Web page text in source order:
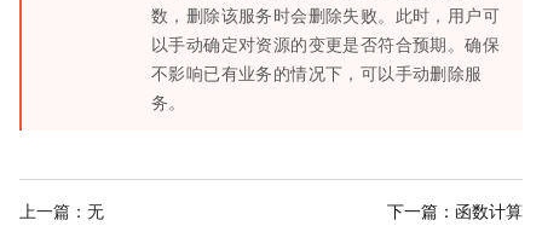
数，删除该服务时会删除失败。此时，用户可
以手动确定对资源的变更是否符合预期。确保
不影响已有业务的情况下，可以手动删除服
务。
上一篇：无 下一篇： 函数计算